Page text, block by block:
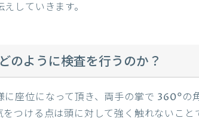
えしていきます。
のように検査を行うのか？
に座位になって頂き、両手の掌で 360°の
をつける点は頭に対して強く触れないこと